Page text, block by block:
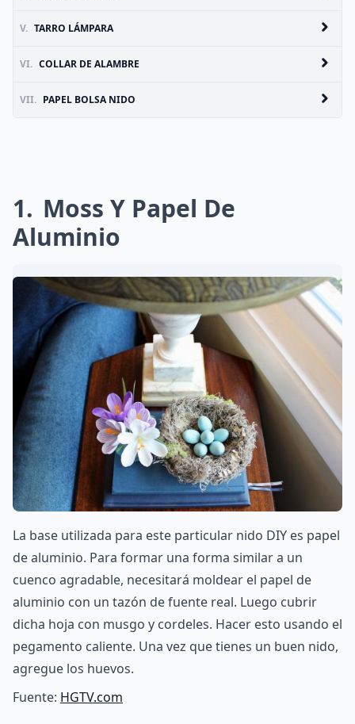
V. TARRO LÁMPARA
VI. COLLAR DE ALAMBRE
VII. PAPEL BOLSA NIDO
1
Moss Y Papel De
Aluminio
La base utilizada para este particular nido DIY es papel
de aluminio. Para formar una forma similar a un
cuenco agradable, necesitará moldear el papel de
aluminio con un tazón de fuente real. Luego cubrir
dicha hoja con musgo y cordeles. Hacer esto usando el
pegamento caliente. Una vez que tienes un buen nido,
agregue los huevos.
Fuente: HGTV.com